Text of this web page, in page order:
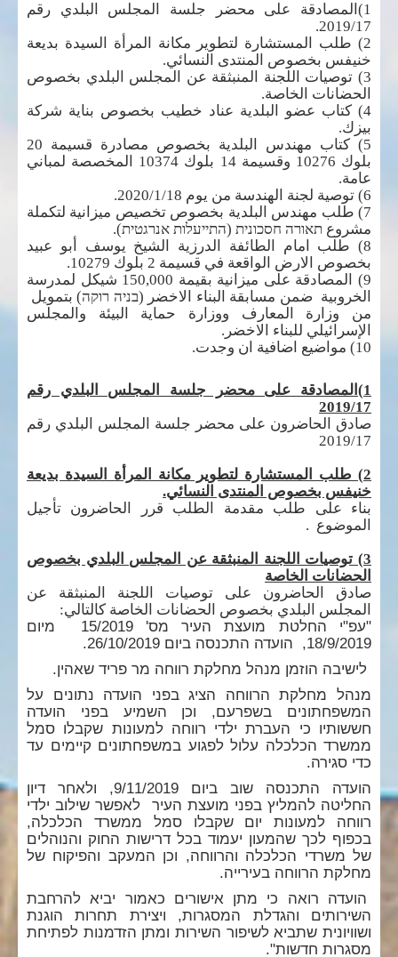
1)المصادقة على محضر جلسة المجلس البلدي رقم
2019/17.
2) طلب المستشارة لتطوير مكانة المرأة السيدة بديعة
خنيفس بخصوص المنتدى النسائي.
3) توصيات اللجنة المنبثقة عن المجلس البلدي بخصوص
الحضانات الخاصة.
4) كتاب عضو البلدية عناد خطيب بخصوص بناية شركة
بيزك.
5) كتاب مهندس البلدية بخصوص مصادرة قسيمة 20
بلوك 10276 وقسيمة 14 بلوك 10374 المخصصة لمباني
عامة.
6) توصية لجنة الهندسة من يوم 2020/1/18.
7) طلب مهندس البلدية بخصوص تخصيص ميزانية لتكملة
مشروع תאורה חסכונית (התייעלות אנרגטית).
8) طلب امام الطائفة الدرزية الشيخ يوسف أبو عبيد
بخصوص الارض الواقعة في قسيمة 2 بلوك 10279.
9) المصادقة على ميزانية بقيمة 150,000 شيكل لمدرسة
الخروبية ضمن مسابقة البناء الاخضر (בניה רוקה) بتمويل
من وزارة المعارف ووزارة حماية البيئة والمجلس
الإسرائيلي للبناء الاخضر.
10) مواضيع اضافية ان وجدت.
1)المصادقة على محضر جلسة المجلس البلدي رقم
2019/17
صادق الحاضرون على محضر جلسة المجلس البلدي رقم
2019/17
2) طلب المستشارة لتطوير مكانة المرأة السيدة بديعة
خنيفس بخصوص المنتدى النسائي.
بناء على طلب مقدمة الطلب قرر الحاضرون تأجيل
الموضوع .
3) توصيات اللجنة المنبثقة عن المجلس البلدي بخصوص
الحضانات الخاصة
صادق الحاضرون على توصيات اللجنة المنبثقة عن
المجلس البلدي بخصوص الحضانات الخاصة كالتالي:
"עפ"י החלטת מועצת העיר מס' 15/2019 מיום
18/9/2019, הועדה התכנסה ביום 26/10/2019.
לישיבה הוזמן מנהל מחלקת רווחה מר פריד שאהין.
מנהל מחלקת הרווחה הציג בפני הועדה נתונים על
המשפחתונים בשפרעם, וכן השמיע בפני הועדה
חששותיו כי העברת ילדי רווחה למעונות שקבלו סמל
ממשרד הכלכלה עלול לפגוע במשפחתונים קיימים עד
כדי סגירה.
הועדה התכנסה שוב ביום 9/11/2019, ולאחר דיון
החליטה להמליץ בפני מועצת העיר לאפשר שילוב ילדי
רווחה למעונות יום שקבלו סמל ממשרד הכלכלה,
בכפוף לכך שהמעון יעמוד בכל דרישות החוק והנוהלים
של משרדי הכלכלה והרווחה, וכן המעקב והפיקוח של
מחלקת הרווחה בעירייה.
הועדה רואה כי מתן אישורים כאמור יביא להרחבת
השירותים והגדלת המסגרות, ויצירת תחרות הוגנת
ושוויונית שתביא לשיפור השירות ומתן הזדמנות לפתיחת
מסגרות חדשות".